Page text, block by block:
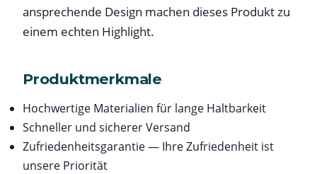
ansprechende Design machen dieses Produkt zu
einem echten Highlight.
Produktmerkmale
Hochwertige Materialien für lange Haltbarkeit
Schneller und sicherer Versand
Zufriedenheitsgarantie — Ihre Zufriedenheit ist
unsere Priorität